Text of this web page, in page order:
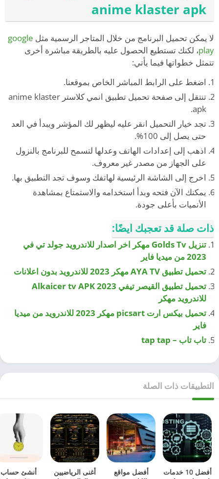
anime klaster apk
لا يمكن تحميل البرنامج من خلال المتاجر الرسمية مثل google
play، لكنك تستطيع الحصول عليه بالطريقة مباشرة أخرى
تتمثل خطواتها فيما يأتي:
اضغط على الرابط المباشر الخاص بموقعنا.
تنتقل إلى صفحة تحميل تطبيق انمي كلاستر anime klaster
apk.
تجد خيار التحميل انقر عليه ليظهر لك المؤشر ويبدأ في العد
حتى يصل إلى 100%.
اذهب إلى إعدادات الهاتف وعدلها لتسمح للبرنامج بالنزول
على الجهاز من مصدر غير معروف.
اخرج إلى الشاشة الرئيسية لهاتفك وسوف تجد التطبيق بها.
يمكنك الآن فتحه وبدأ استخدامه والاستمتاع بمشاهدة
الأنميات بأعلى جودة.
ذات صلة قد تعجبك ايضًا:
تنزيل Golds Tv مهكر اخر اصدار للاندرويد جولد تي في
2023 من ميديا فاير
تحميل تطبيق AYA TV مهكر 2023 للاندرويد بدون اعلانات
تحميل تطبيق القيصر تيفي Alkaicer tv APK 2023
للاندرويد مهكر
تحميل بيكس ارت picsart مهكر 2023 للاندرويد من ميديا
فاير
تاب تاب – tap tap
التطبيقات ذات الصلة
أفضل 10 خدمات
أفضل مواقع
أغنى الرياضيين
أنشئ حساب